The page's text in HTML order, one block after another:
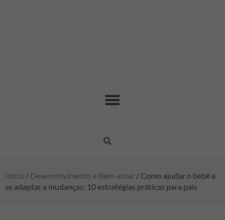
Início / Desenvolvimento e Bem-estar / Como ajudar o bebê a
se adaptar a mudanças: 10 estratégias práticas para pais